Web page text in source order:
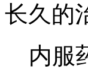
长久的
内服